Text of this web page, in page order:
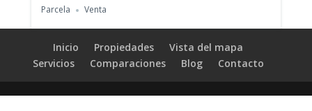
Parcela
Venta
Inicio Propiedades
Vista del mapa
Servicios
Comparaciones Blog Contacto